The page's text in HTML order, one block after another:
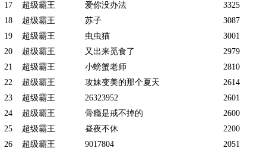
17
超级霸王 爱你没办法
3325
18
超级霸王 苏子
3087
19
超级霸王 虫虫猫
3001
20
超级霸王 又出来觅食了
2979
21
超级霸王 小螃蟹老师
2810
22
超级霸王 攻妹变美的那个夏天
2614
23
超级霸王 26323952
2601
24
超级霸王 骨瘾是戒不掉的
2600
25
超级霸王 昼夜不休
2200
26
超级霸王 9017804
2051